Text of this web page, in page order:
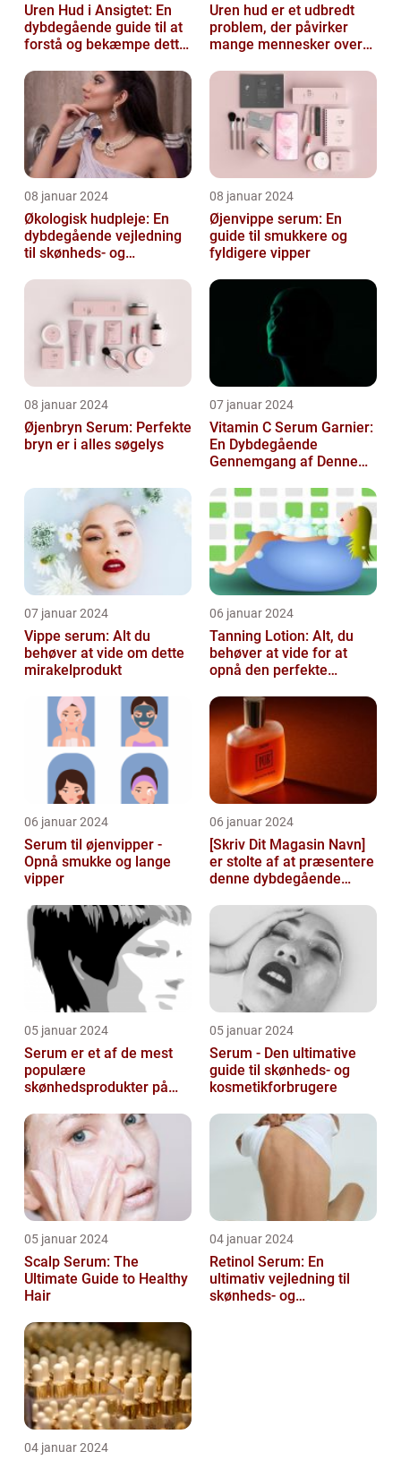
Uren Hud i Ansigtet: En
dybdegående guide til at
forstå og bekæmpe dette
Uren hud er et udbredt
problem, der påvirker
mange mennesker over
08 januar 2024
Økologisk hudpleje: En
dybdegående vejledning
til skønheds- og
08 januar 2024
Øjenvippe serum: En
guide til smukkere og
fyldigere vipper
08 januar 2024
Øjenbryn Serum: Perfekte
bryn er i alles søgelys
07 januar 2024
Vitamin C Serum Garnier:
En Dybdegående
Gennemgang af Denne
Kosmetikfavorit
07 januar 2024
Vippe serum: Alt du
behøver at vide om dette
mirakelprodukt
06 januar 2024
Tanning Lotion: Alt, du
behøver at vide for at
opnå den perfekte
06 januar 2024
Serum til øjenvipper -
Opnå smukke og lange
vipper
06 januar 2024
[Skriv Dit Magasin Navn]
er stolte af at præsentere
denne dybdegående
05 januar 2024
Serum er et af de mest
populære
skønhedsprodukter på
ansigt er en vigtig de...
05 januar 2024
Serum - Den ultimative
guide til skønheds- og
kosmetikforbrugere
05 januar 2024
Scalp Serum: The
Ultimate Guide to Healthy
Hair
04 januar 2024
Retinol Serum: En
ultimativ vejledning til
skønheds- og
04 januar 2024